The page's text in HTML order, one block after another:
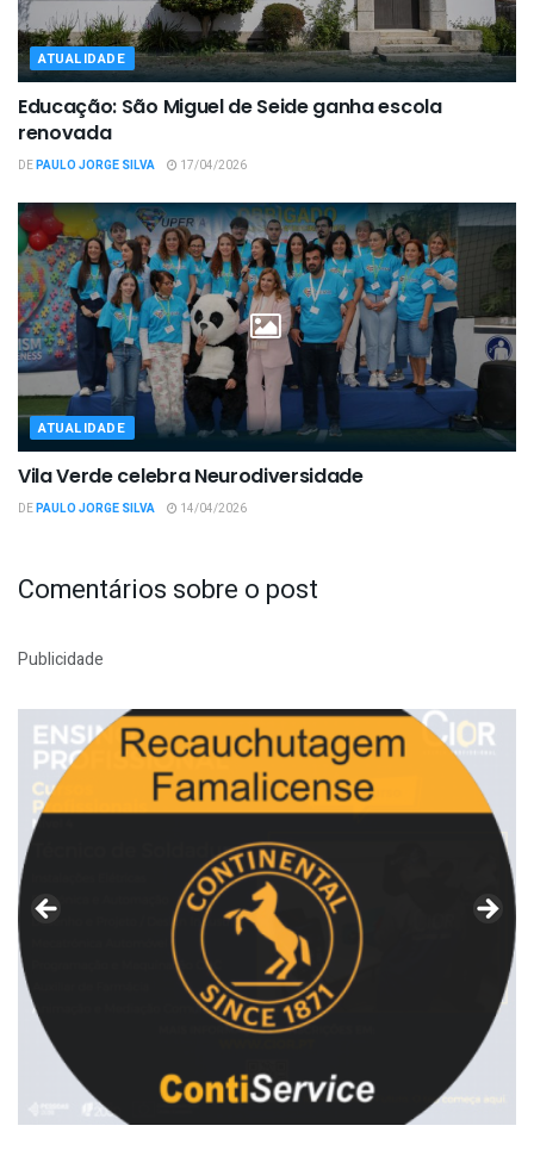
ATUALIDADE
Educação: São Miguel de Seide ganha escola
renovada
DEPAULO JORGE SILVA 17/04/2026
ATUALIDADE
Vila Verde celebra Neurodiversidade
DEPAULO JORGE SILVA 14/04/2026
Comentários sobre o post
Publicidade